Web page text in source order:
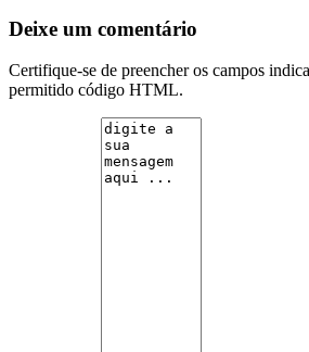
Deixe um comentário
Certifique-se de preencher os campos
permitido código HTML.